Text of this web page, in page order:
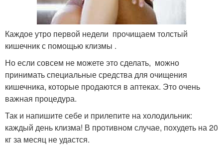
Каждое утро первой недели прочищаем толстый
кишечник с помощью клизмы .
Но если совсем не можете это сделать, можно
принимать специальные средства для очищения
кишечника, которые продаются в аптеках. Это очень
важная процедура.
Так и напишите себе и прилепите на холодильник:
каждый день клизма! В противном случае, похудеть на 20
кг за месяц не удастся.